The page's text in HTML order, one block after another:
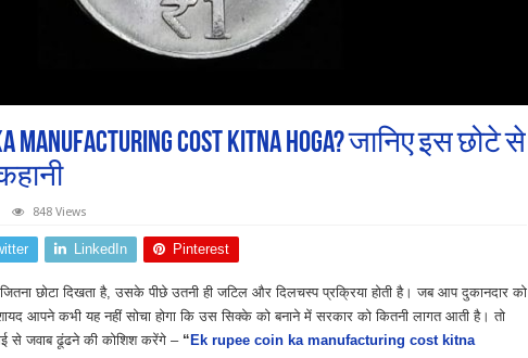
Ka Manufacturing Cost Kitna Hoga? जानिए इस छोटे से
848 Views
LinkedIn Pinterest
छोटा दिखता है, उसके पीछे उतनी ही जटिल और दिलचस्प प्रक्रिया होती है। जब आप दुकानदार को
आपने कभी यह नहीं सोचा होगा कि उस सिक्के को बनाने में सरकार को कितनी लागत आती है। तो
से जवाब ढूंढने की कोशिश करेंगे – “ Ek rupee coin ka manufacturing cost kitna